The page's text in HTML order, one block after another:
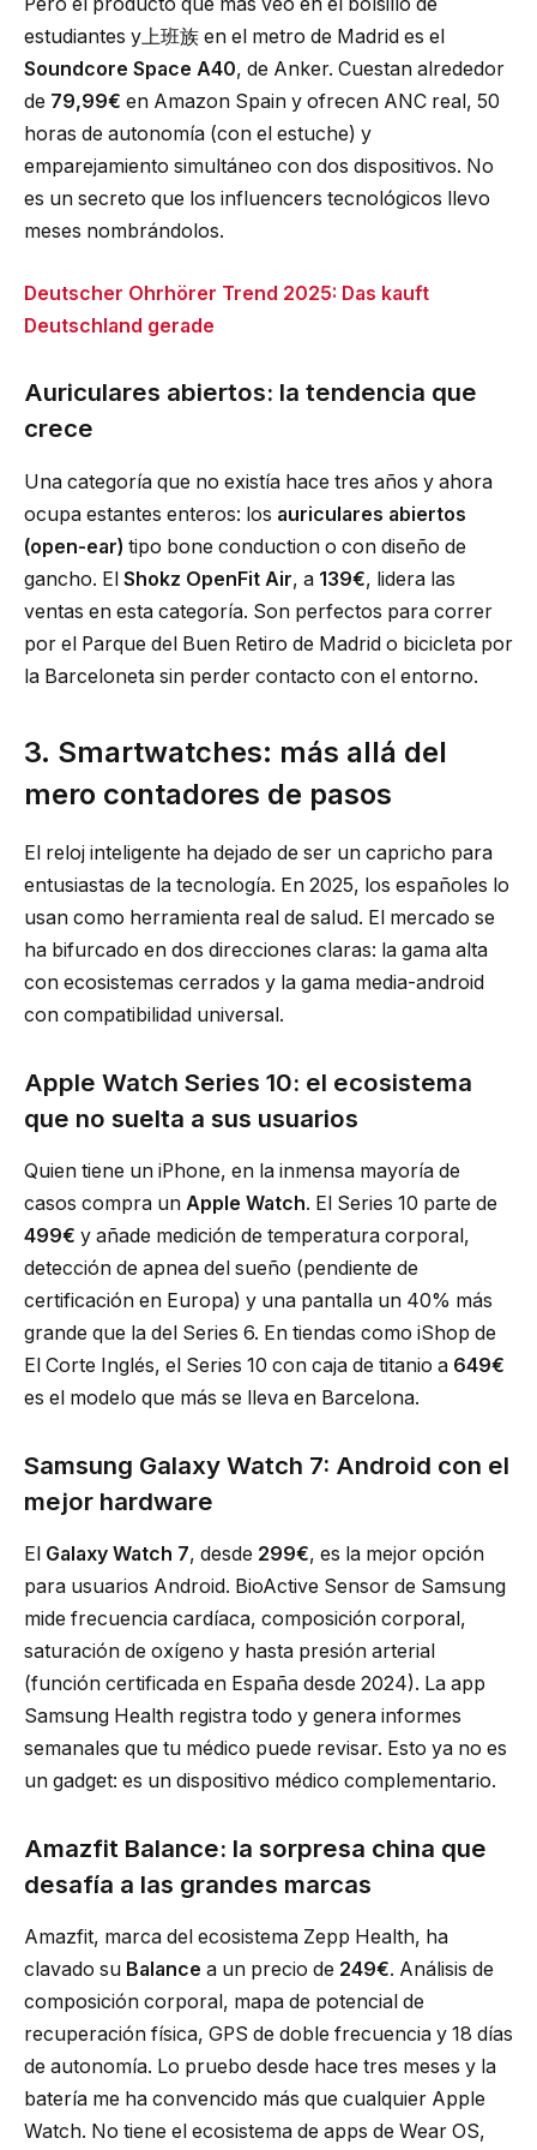
estudiantes y上班族 en el metro de Madrid es el
Soundcore Space A40, de Anker. Cuestan alrededor
de 79,99€ en Amazon Spain y ofrecen ANC real, 50
horas de autonomía (con el estuche) y
emparejamiento simultáneo con dos dispositivos. No
es un secreto que los influencers tecnológicos llevo
meses nombrándolos.
Deutscher Ohrhörer Trend 2025: Das kauft
Deutschland gerade
Auriculares abiertos: la tendencia que
crece
Una categoría que no existía hace tres años y ahora
ocupa estantes enteros: los auriculares abiertos
(open-ear) tipo bone conduction o con diseño de
gancho. El Shokz OpenFit Air, a 139€, lidera las
ventas en esta categoría. Son perfectos para correr
por el Parque del Buen Retiro de Madrid o bicicleta por
la Barceloneta sin perder contacto con el entorno.
3. Smartwatches: más allá del
mero contadores de pasos
El reloj inteligente ha dejado de ser un capricho para
entusiastas de la tecnología. En 2025, los españoles lo
usan como herramienta real de salud. El mercado se
ha bifurcado en dos direcciones claras: la gama alta
con ecosistemas cerrados y la gama media-android
con compatibilidad universal.
Apple Watch Series 10: el ecosistema
que no suelta a sus usuarios
Quien tiene un iPhone, en la inmensa mayoría de
casos compra un Apple Watch. El Series 10 parte de
499€ y añade medición de temperatura corporal,
detección de apnea del sueño (pendiente de
certificación en Europa) y una pantalla un 40% más
grande que la del Series 6. En tiendas como iShop de
El Corte Inglés, el Series 10 con caja de titanio a 649€
es el modelo que más se lleva en Barcelona.
Samsung Galaxy Watch 7: Android con el
mejor hardware
El Galaxy Watch 7, desde 299€, es la mejor opción
para usuarios Android. BioActive Sensor de Samsung
mide frecuencia cardíaca, composición corporal,
saturación de oxígeno y hasta presión arterial
(función certificada en España desde 2024). La app
Samsung Health registra todo y genera informes
semanales que tu médico puede revisar. Esto ya no es
un gadget: es un dispositivo médico complementario.
Amazfit Balance: la sorpresa china que
desafía a las grandes marcas
Amazfit, marca del ecosistema Zepp Health, ha
clavado su Balance a un precio de 249€. Análisis de
composición corporal, mapa de potencial de
recuperación física, GPS de doble frecuencia y 18 días
de autonomía. Lo pruebo desde hace tres meses y la
batería me ha convencido más que cualquier Apple
Watch. No tiene el ecosistema de apps de Wear OS,